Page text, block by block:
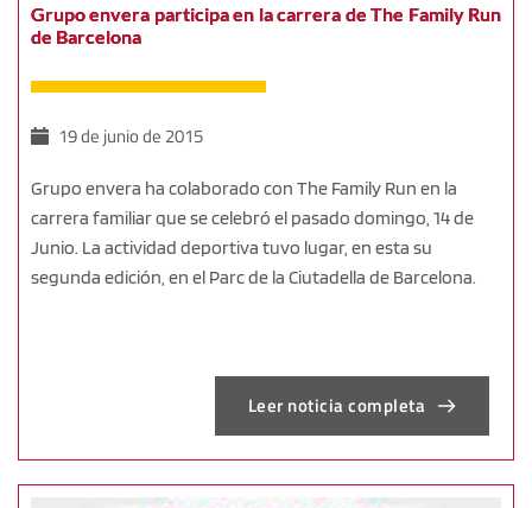
Grupo envera participa en la carrera de The Family Run
de Barcelona
19 de junio de 2015
Grupo envera ha colaborado con The Family Run en la
carrera familiar que se celebró el pasado domingo, 14 de
Junio. La actividad deportiva tuvo lugar, en esta su
segunda edición, en el Parc de la Ciutadella de Barcelona.
Leer noticia completa